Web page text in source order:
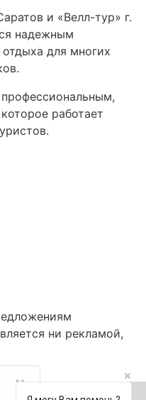
и «Велл-тур» г.
надежным
для многих
работает
ни рекламой,
×